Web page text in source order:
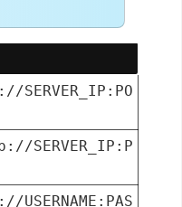
SERVER_IP:PO
SERVER_IP:P
USERNAME:PAS